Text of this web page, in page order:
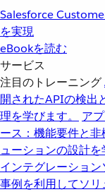
Salesforce
を実現
eBookを読む
サービス
注目のトレーニング
開されたAPIの検出
理を学びます。
ア
ース：機能要件と
ューションの設計を
インテグレーショ
事例を利用してソリ